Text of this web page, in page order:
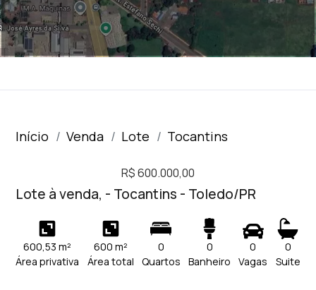
Início Venda Lote Tocantins
R$ 600.000,00
Lote à venda, - Tocantins - Toledo/PR
600,53 m²
Área privativa
600 m²
Área total
0
Quartos
0
Banheiro
0
Vagas
0
Suite